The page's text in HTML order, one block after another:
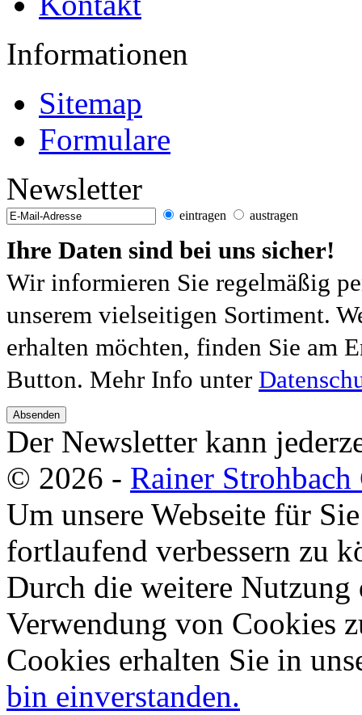
Informationen
Sitemap
Formulare
Newsletter
eintragen austragen
Ihre Daten sind bei uns sicher!
Wir informieren Sie regelmäßig
unserem vielseitigen Sortiment.
erhalten möchten, finden Sie am
Button. Mehr Info unter
Absenden
Der Newsletter kann
© 2026 - Rainer
Um unsere Webseite für
fortlaufend verbessern zu
Durch die weitere Nutzung
Verwendung von Cookies
Cookies erhalten Sie in
bin einverstanden.